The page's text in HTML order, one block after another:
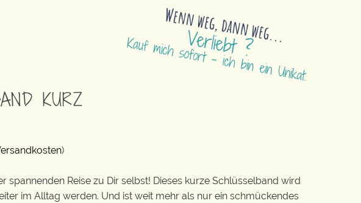
KURZ
)
spannenden Reise zu Dir selbst! Dieses kurze Schlüsselband wird
im Alltag werden. Und ist weit mehr als nur ein schmückendes